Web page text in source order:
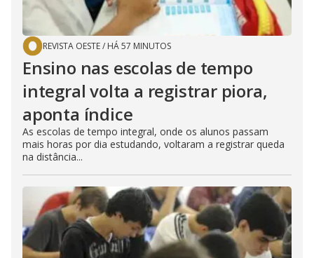
REVISTA OESTE/ HÁ 57 MINUTOS
Ensino nas escolas de tempo
integral volta a registrar piora,
aponta índice
As escolas de tempo integral, onde os alunos passam
mais horas por dia estudando, voltaram a registrar queda
na distância...